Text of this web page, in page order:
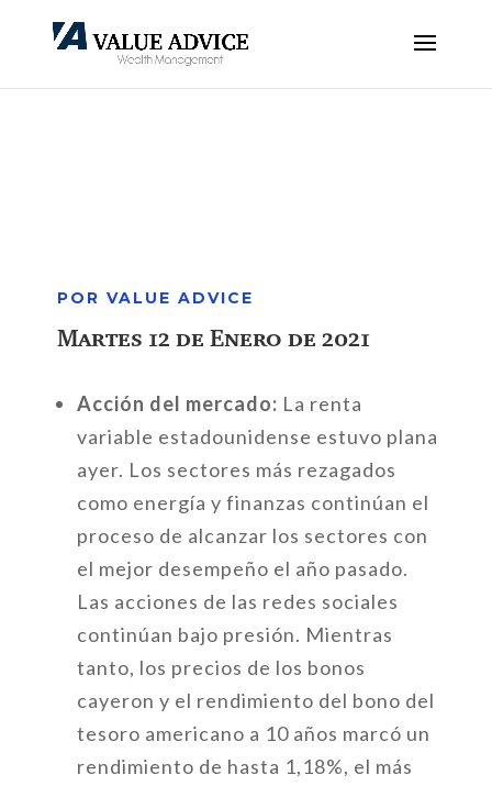
POR VALUE ADVICE
Martes 12 de Enero de 2021
Acción del mercado: La renta
variable estadounidense estuvo plana
ayer. Los sectores más rezagados
como energía y finanzas continúan el
proceso de alcanzar los sectores con
el mejor desempeño el año pasado.
Las acciones de las redes sociales
continúan bajo presión. Mientras
tanto, los precios de los bonos
cayeron y el rendimiento del bono del
tesoro americano a 10 años marcó un
rendimiento de hasta 1,18%, el más